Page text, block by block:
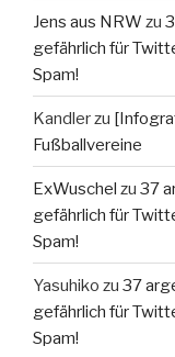
Jens aus NRW zu
gefährlich für
Spam!
Kandlerzu
Fußballvereine
ExWuschel zu 37
gefährlich für
Spam!
Yasuhiko zu 37
gefährlich für
Spam!